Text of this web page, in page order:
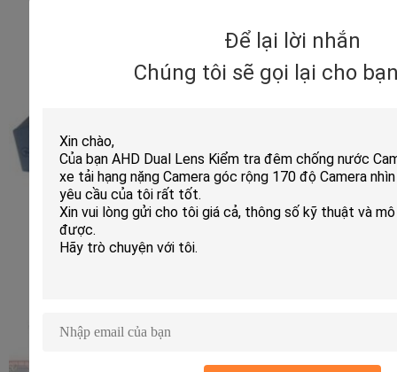
Để lại lời nhắn
Chúng tôi sẽ gọi lại cho